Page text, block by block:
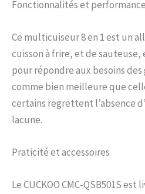
Fonctionnalités et
Ce multicuiseur 8 en 1 est un
cuisson à frire, et de
pour répondre aux besoins
comme bien meilleure que
certains regrettent l’absence
lacune.
Praticité et accessoires
Le CUCKOO CMC-QSB501S